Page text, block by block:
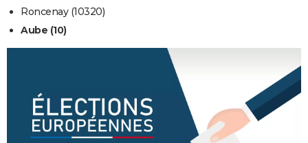
Roncenay (10320)
Aube (10)